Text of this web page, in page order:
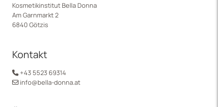
Kosmetikinstitut Bella Donna
Am Garnmarkt 2
6840 Götzis
Kontakt
 +43 5523 69314
 info@bella-donna.at